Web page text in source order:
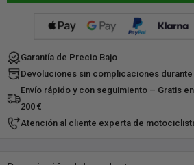
Garantía de Precio Bajo
Devoluciones sin complicaciones durante
Envío rápido y con seguimiento – Gratis
200 €
Atención al cliente experta de